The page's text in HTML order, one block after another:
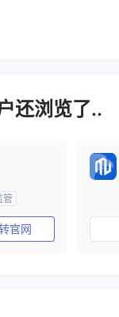
还浏览了..
管
官网